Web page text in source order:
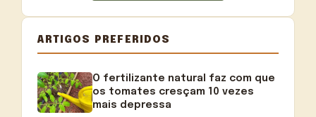
ARTIGOS PREFERIDOS
O fertilizante natural faz com que
os tomates cresçam 10 vezes
mais depressa